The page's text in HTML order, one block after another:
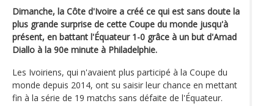
Dimanche, la Côte d'Ivoire a créé ce qui est sans doute la
plus grande surprise de cette Coupe du monde jusqu'à
présent, en battant l'Équateur 1-0 grâce à un but d'Amad
Diallo à la 90e minute à Philadelphie.
Les Ivoiriens, qui n'avaient plus participé à la Coupe du
monde depuis 2014, ont su saisir leur chance en mettant
fin à la série de 19 matchs sans défaite de l'Équateur.